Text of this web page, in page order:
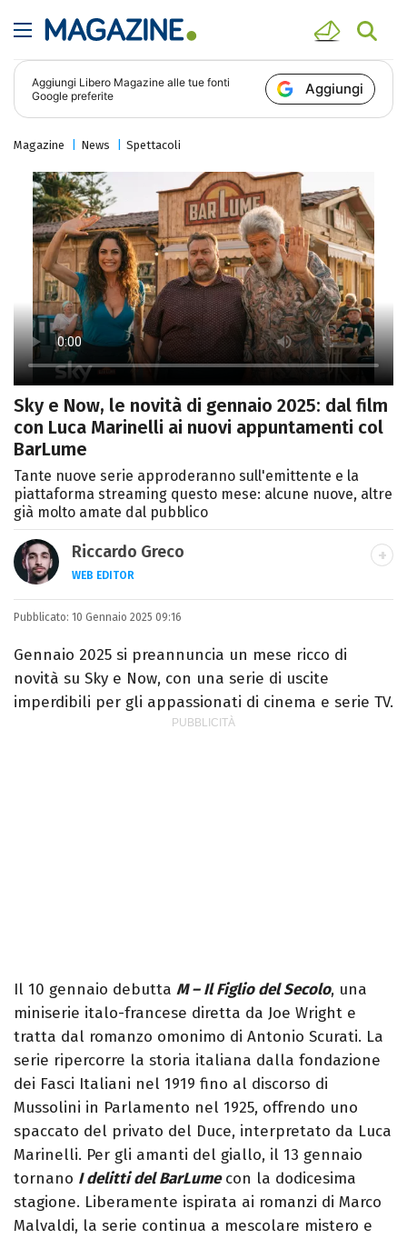
Aggiungi Libero Magazine alle tue fonti
Google preferite
Aggiungi
Magazine News Spettacoli
Sky e Now, le novità di gennaio 2025: dal film
con Luca Marinelli ai nuovi appuntamenti col
BarLume
Tante nuove serie approderanno sull'emittente e la
piattaforma streaming questo mese: alcune nuove, altre
già molto amate dal pubblico
Riccardo Greco
WEB EDITOR
LINKEDIN
Si avvicina all'editoria studiando all'IED
come Fashion Editor. Si specializza poi in
Comunicazione digitale, Giornalismo e
Nuovi media presso La Sapienza,
collaborando con alcune testate ed uffici
Pubblicato: 10 Gennaio 2025 09:16
Gennaio 2025 si preannuncia un mese ricco di
novità su Sky e Now, con una serie di uscite
imperdibili per gli appassionati di cinema e serie TV.
Il 10 gennaio debutta M – Il Figlio del Secolo, una
miniserie italo-francese diretta da Joe Wright e
tratta dal romanzo omonimo di Antonio Scurati. La
serie ripercorre la storia italiana dalla fondazione
dei Fasci Italiani nel 1919 fino al discorso di
Mussolini in Parlamento nel 1925, offrendo uno
spaccato del privato del Duce, interpretato da Luca
Marinelli. Per gli amanti del giallo, il 13 gennaio
tornano I delitti del BarLumecon la dodicesima
stagione. Liberamente ispirata ai romanzi di Marco
Malvaldi, la serie continua a mescolare mistero e